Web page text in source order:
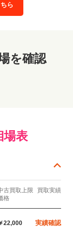
ら
を確認
場表
古買取上限
格
買取実績
22,000 実績確認